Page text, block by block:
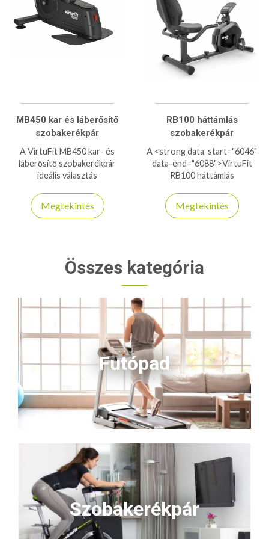
MB450 kar és láberősítő
szobakerékpár
A VirtuFit MB450 kar- és
láberősítő szobakerékpár
ideális választás
edzéshez, 12 fokozatú
elektromos ellenállással és
Megtekintés
RB100 háttámlás
szobakerékpár
A <strong data-start="6046"
data-end="6088">VirtuFit
RB100 háttámlás
tökéletes választás, ha
kényelmes, ízületkímélő és
testtartást biztosít, így
hosszabb edzések is
fokozatú mágneses ellenállás
lehetővé teszi, hogy a saját
tempódban fejlődj, a halk
működés pedig bármikor
zavartalan edzést garantál. Az
LCD kijelző minden fontos
adatot mutat, a beépített
pulzusmérők pedig segítenek
kontrollálni a terhelést.
Megbízható, stabil és
ergonomikus választás minden
korosztálynak – kattints a
end="6638">Kosárba</strong>
gombra, és hozd létre
kényelmes otthoni
edzőtermed!
Megtekintés
Összes kategória
Futópad
Szobakerékpár